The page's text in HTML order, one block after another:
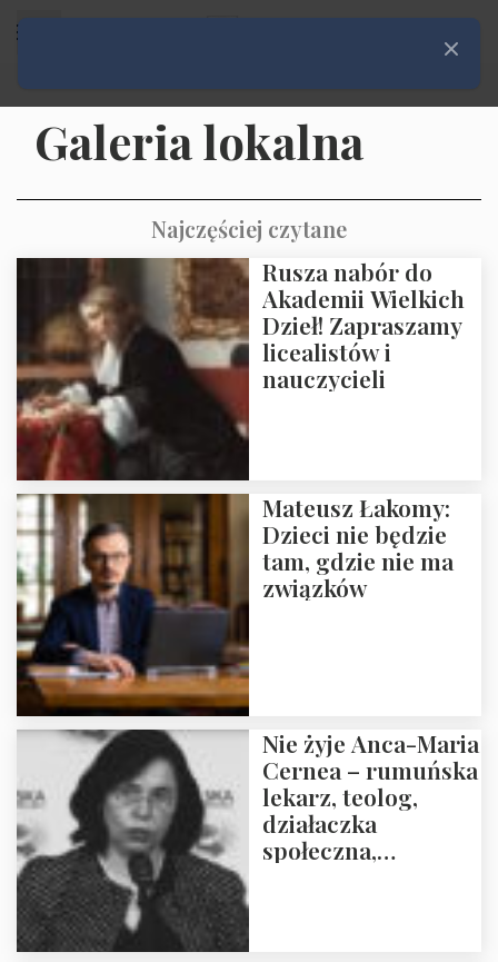
Galeria lokalna
Najczęściej czytane
Rusza nabór do
Akademii Wielkich
Dzieł! Zapraszamy
licealistów i
nauczycieli
Mateusz Łakomy:
Dzieci nie będzie
tam, gdzie nie ma
związków
Nie żyje Anca-Maria
Cernea – rumuńska
lekarz, teolog,
działaczka
społeczna,
Zamknij